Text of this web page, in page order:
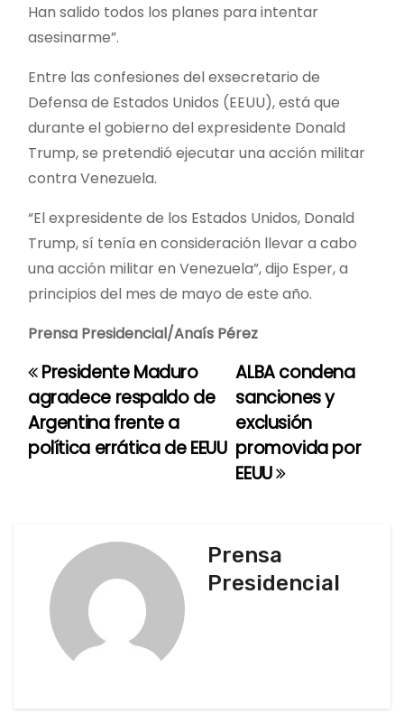
Han salido todos los planes para intentar
asesinarme”.
Entre las confesiones del exsecretario de
Defensa de Estados Unidos (EEUU), está que
durante el gobierno del expresidente Donald
Trump, se pretendió ejecutar una acción militar
contra Venezuela.
“El expresidente de los Estados Unidos, Donald
Trump, sí tenía en consideración llevar a cabo
una acción militar en Venezuela”, dijo Esper, a
principios del mes de mayo de este año.
Prensa Presidencial/Anaís Pérez
N
a
v
ALBA condena
sanciones y
exclusión
promovida por
EEUU
Presidente Maduro
agradece respaldo de
Argentina frente a
política errática de EEUU
Prensa
Presidencial